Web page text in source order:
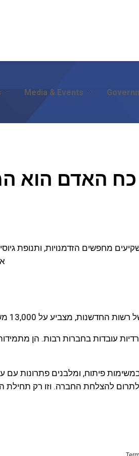
Media & Events
כח האדם
מחפשים הזדמנויות, ותנופת
עובדות בחברות רבות. הן
פיתוח, ומלבנים פתרונות עם
להצלחת החברה. וזו רק תחילת